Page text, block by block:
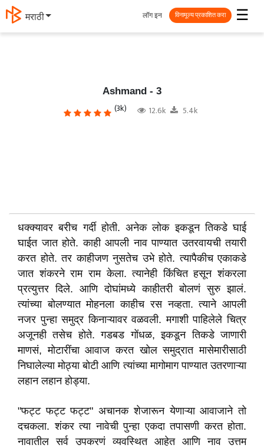
मराठी ☰
लॉग इन विनामूल्य प्रकाशित करा
Ashmand - 3
(3k) 12.6k 5.4k
धक्क्यावर बरीच गर्दी होती. अनेक लोक इकडून तिकडे घाई
घाईत जात होते. काही आपली नाव पाण्यात उतरवायची तयारी
करत होते. तर काहीजण नुसतेच उभे होते. त्यापैकीच एकाकडे
जात शंकरने राम राम केला. त्यानेही किंचित हसून शंकरला
प्रत्युत्तर दिले. आणि दोघांमध्ये काहीतरी बोलणं सुरु झालं.
त्यांच्या बोलण्यात मोहनला काहीच रस नव्हता. त्याने आपली
नजर पुन्हा समुद्र किनाऱ्यावर वळवली. मगाशी पाहिलेले चित्र
अजूनही तसेच होते. गडबड गोंधळ, इकडून तिकडे जाणारी
माणसं, मोटारींचा आवाज करत खोल समुद्रात मासेमारीसाठी
निघालेल्या मोठ्या बोटी आणि त्यांच्या मागोमाग पाण्यात उतरणाऱ्या
लहान लहान होड्या.
"फट्ट फट्ट फट्ट" अचानक शेजारून येणाऱ्या आवाजाने तो
दचकला. शंकर त्या नावेची पुन्हा एकदा तपासणी करत होता.
नावातील सर्व उपकरणं व्यवस्थित आहेत आणि नाव उत्तम